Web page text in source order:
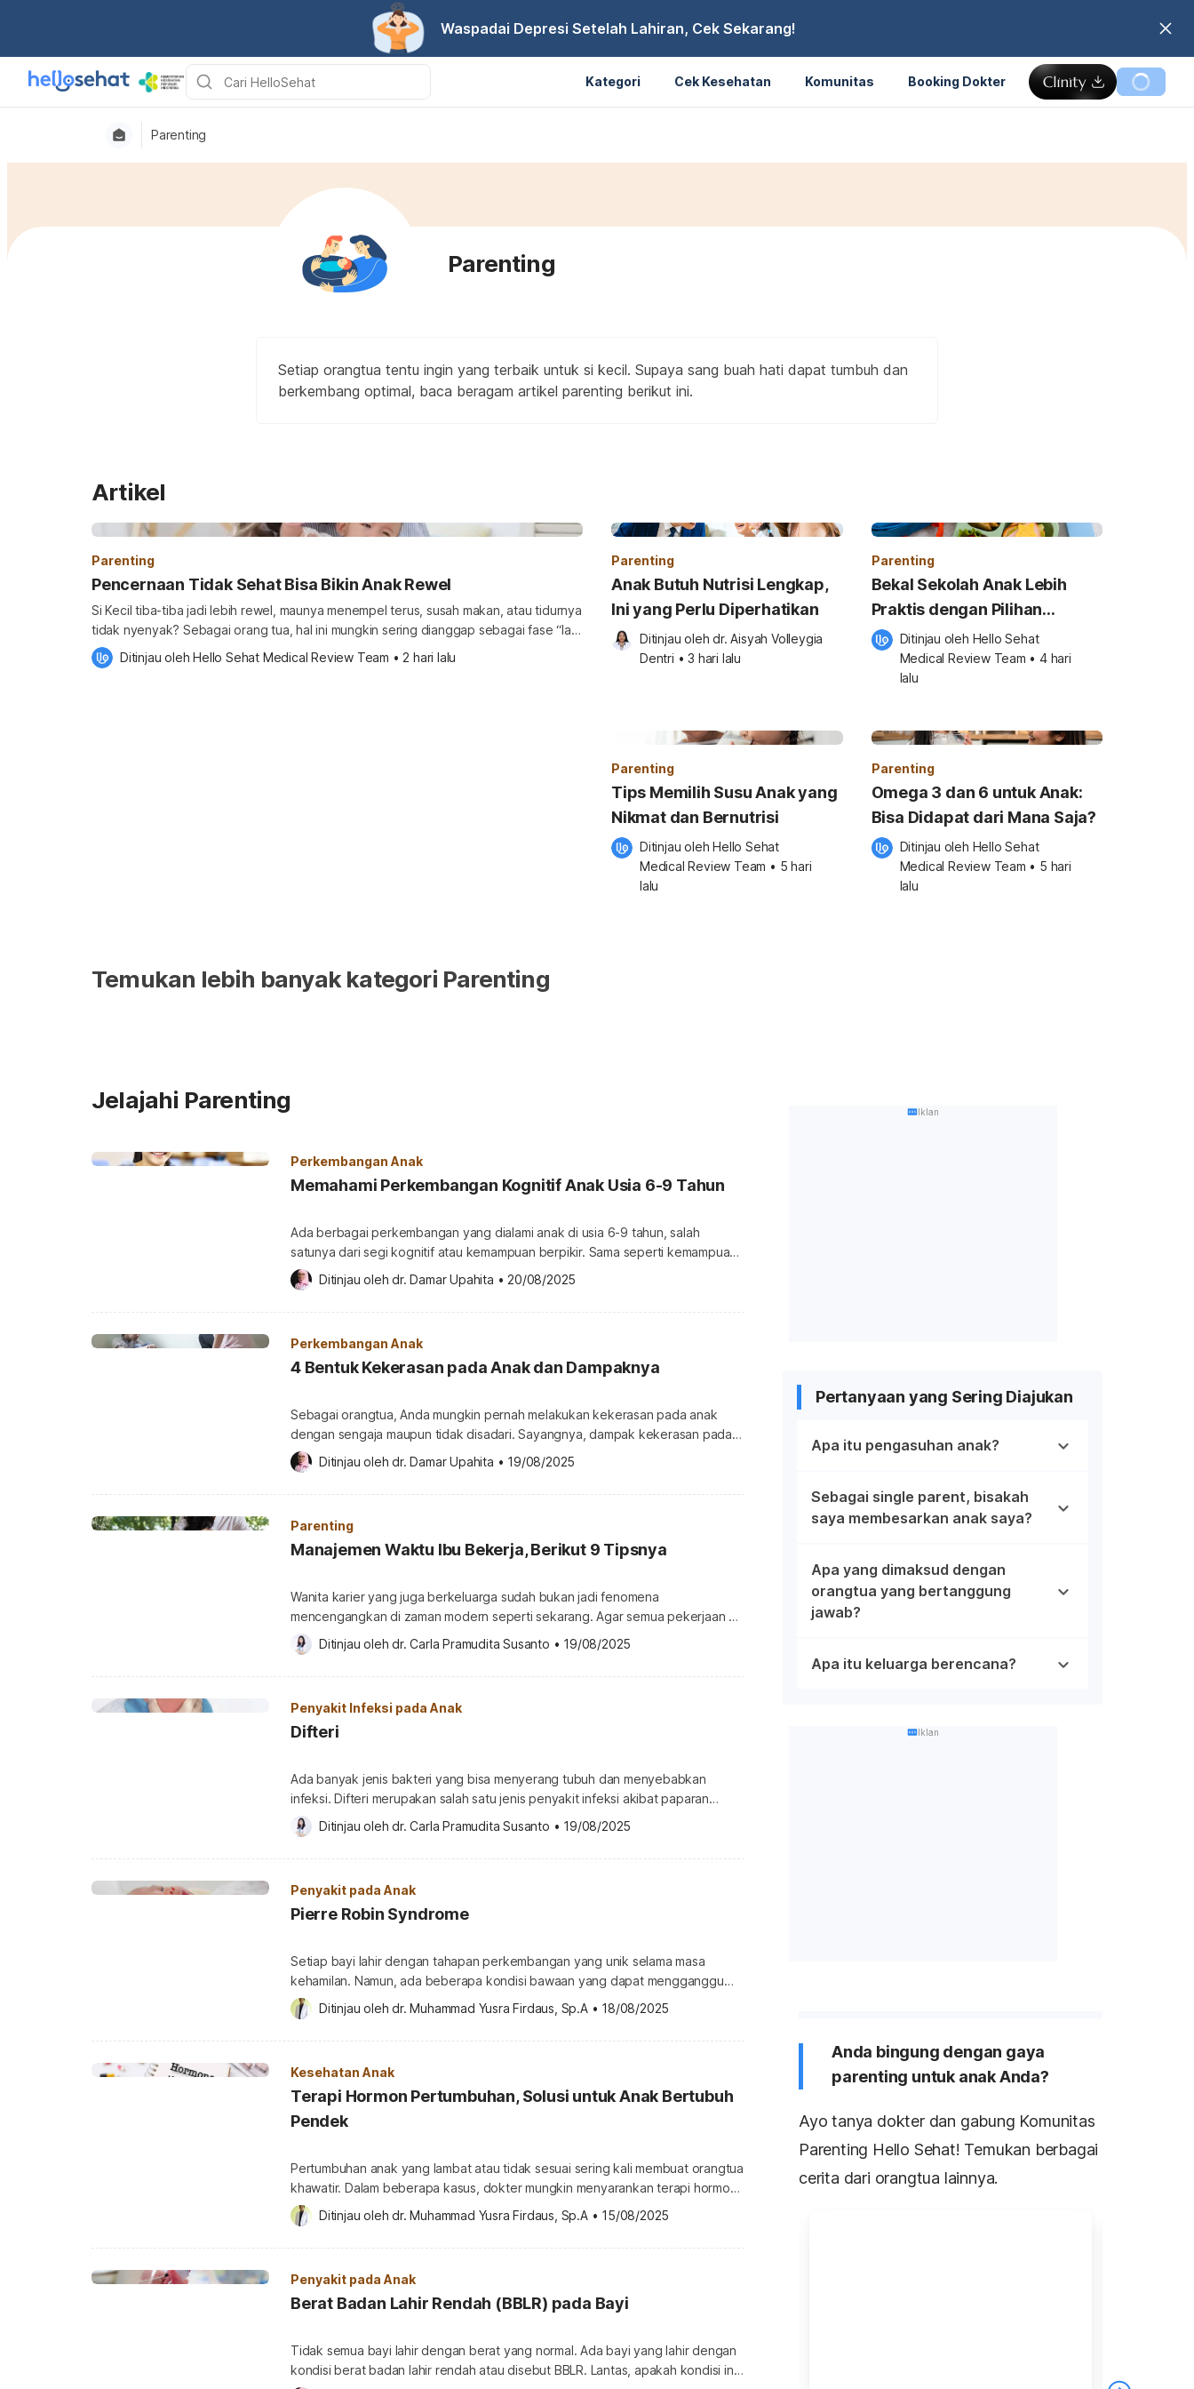
Waspadai Depresi Setelah Lahiran, Cek Sekarang!
Kategori Cek Kesehatan Komunitas Booking Dokter
Parenting
Parenting
Setiap orangtua tentu ingin yang terbaik untuk si kecil. Supaya sang buah hati dapat tumbuh dan
berkembang optimal, baca beragam artikel parenting berikut ini.
Artikel
Parenting
Pencernaan Tidak Sehat Bisa Bikin Anak Rewel
Si Kecil tiba-tiba jadi lebih rewel, maunya menempel terus, susah makan, atau tidurnya
tidak nyenyak? Sebagai orang tua, hal ini mungkin sering dianggap sebagai fase “lagi
manja” atau “lagi GTM”. Padahal, tanda-tanda tersebut bisa saja berkaitan dengan
kondisi pencernaan si Kecil yang sedang kurang nyaman. Karena itu, penting bagi
Ditinjau oleh Hello Sehat Medical Review Team • 2 hari lalu
Parenting
Anak Butuh Nutrisi Lengkap,
Ini yang Perlu Diperhatikan
Ditinjau oleh dr. Aisyah Volleygia
Dentri • 3 hari lalu
Parenting
Bekal Sekolah Anak Lebih
Praktis dengan Pilihan
Minuman Bernutrisi
Ditinjau oleh Hello Sehat
Medical Review Team • 4 hari
lalu
Parenting
Tips Memilih Susu Anak yang
Nikmat dan Bernutrisi
Ditinjau oleh Hello Sehat
Medical Review Team • 5 hari
lalu
Parenting
Omega 3 dan 6 untuk Anak:
Bisa Didapat dari Mana Saja?
Ditinjau oleh Hello Sehat
Medical Review Team • 5 hari
lalu
Temukan lebih banyak kategori Parenting
Jelajahi Parenting
Perkembangan Anak
Memahami Perkembangan Kognitif Anak Usia 6-9 Tahun
Ada berbagai perkembangan yang dialami anak di usia 6-9 tahun, salah
satunya dari segi kognitif atau kemampuan berpikir. Sama seperti kemampuan
yang lain, kognitif juga perlu diasah sejak dini agar berkembang dengan baik
sampai anak dewasa kelak. Penting bagi orangtua untuk mengetahui
perkembangan kognitif anak di rentang usia 6-9 tahun. Simak ulasan
Ditinjau oleh dr. Damar Upahita • 20/08/2025
Perkembangan Anak
4 Bentuk Kekerasan pada Anak dan Dampaknya
Sebagai orangtua, Anda mungkin pernah melakukan kekerasan pada anak
dengan sengaja maupun tidak disadari. Sayangnya, dampak kekerasan pada si
Kecil bisa berkepanjangan bahkan memengaruhi sikapnya di masa depan.
Lantas, apa saja bentuk kekerasan dan seperti apa dampaknya pada si Kecil?
Simak informasi selengkapnya di sini, ya! Berbagai bentuk kekerasan pada
Ditinjau oleh dr. Damar Upahita • 19/08/2025
Parenting
Manajemen Waktu Ibu Bekerja, Berikut 9 Tipsnya
Wanita karier yang juga berkeluarga sudah bukan jadi fenomena
mencengangkan di zaman modern seperti sekarang. Agar semua pekerjaan di
kantor dan rumah dapat berjalan beriringan, Anda membutuhkan manajemen
waktu ibu bekerja yang baik. Berikut tipsnya. Tips manajemen waktu bagi ibu
yang bekerja Berikut beberapa tips manajemen atau mengatur waktu para ibu
Ditinjau oleh dr. Carla Pramudita Susanto • 19/08/2025
Penyakit Infeksi pada Anak
Difteri
Ada banyak jenis bakteri yang bisa menyerang tubuh dan menyebabkan
infeksi. Difteri merupakan salah satu jenis penyakit infeksi akibat paparan
terhadap bakteri. Penyakit ini cukup berbahaya dan sempat menjadi wabah
dunia. Jika tidak dicegah dan ditangani dengan tepat, penyakit ini bisa
berakibat fatal, terutama pada anak-anak dan orang lanjut usia (lansia). Apa itu
Ditinjau oleh dr. Carla Pramudita Susanto • 19/08/2025
Penyakit pada Anak
Pierre Robin Syndrome
Setiap bayi lahir dengan tahapan perkembangan yang unik selama masa
kehamilan. Namun, ada beberapa kondisi bawaan yang dapat mengganggu
proses tumbuh kembang sejak dini. Salah satunya adalah Pierre Robin
syndrome. Apa itu Pierre Robin syndrome? Ketahui selengkapnya di bawah ini.
Apa itu Pierre Robin syndrome? Pierre Robin syndrome atau sindrom Pierre
Ditinjau oleh dr. Muhammad Yusra Firdaus, Sp.A • 18/08/2025
Kesehatan Anak
Terapi Hormon Pertumbuhan, Solusi untuk Anak Bertubuh
Pendek
Pertumbuhan anak yang lambat atau tidak sesuai sering kali membuat orangtua
khawatir. Dalam beberapa kasus, dokter mungkin menyarankan terapi hormon
pertumbuhan sebagai langkah medis untuk membantu merangsang
perkembangan fisik anak. Sebenarnya, apa itu terapi hormon pertumbuhan
dan bagaimana peranannya dalam mendukung tumbuh kembang anak? Berikut
badan pada anak […]
Ditinjau oleh dr. Muhammad Yusra Firdaus, Sp.A • 15/08/2025
Penyakit pada Anak
Berat Badan Lahir Rendah (BBLR) pada Bayi
Tidak semua bayi lahir dengan berat yang normal. Ada bayi yang lahir dengan
kondisi berat badan lahir rendah atau disebut BBLR. Lantas, apakah kondisi ini
Iklan
Pertanyaan yang Sering Diajukan
Apa itu pengasuhan anak?
Sebagai single parent, bisakah
saya membesarkan anak saya?
Apa yang dimaksud dengan
orangtua yang bertanggung
jawab?
Apa itu keluarga berencana?
Iklan
Anda bingung dengan gaya
parenting untuk anak Anda?
Ayo tanya dokter dan gabung Komunitas
Parenting Hello Sehat! Temukan berbagai
cerita dari orangtua lainnya.